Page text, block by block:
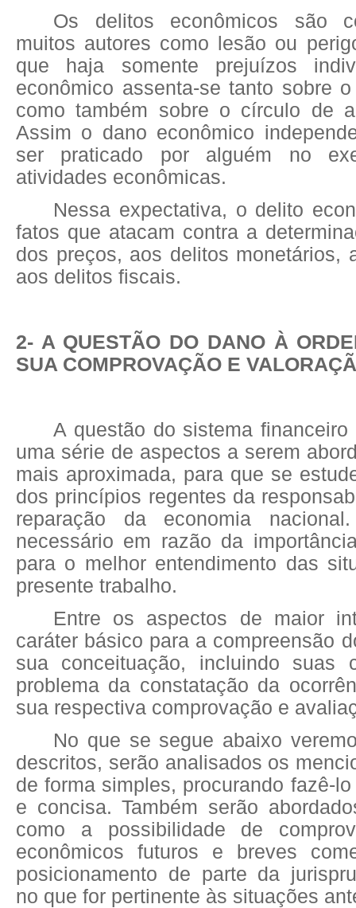
Os delitos econômicos são
muitos autores como lesão ou
que haja somente prejuízos
econômico assenta-se tanto sobre
como também sobre o círculo de
Assim o dano econômico
ser praticado por alguém no
atividades econômicas.
Nessa expectativa, o delito
fatos que atacam contra a
dos preços, aos delitos monetários,
aos delitos fiscais.
2- A QUESTÃO DO DANO À
SUA COMPROVAÇÃO E
A questão do sistema financeiro
uma série de aspectos a serem
mais aproximada, para que se
dos princípios regentes da
reparação da economia
necessário em razão da
para o melhor entendimento das
presente trabalho.
Entre os aspectos de maior
caráter básico para a compreensão
sua conceituação, incluindo suas
problema da constatação da
sua respectiva comprovação e
No que se segue abaixo
descritos, serão analisados os
de forma simples, procurando fazê-
e concisa. Também serão
como a possibilidade de
econômicos futuros e breves
posicionamento de parte da
no que for pertinente às situações